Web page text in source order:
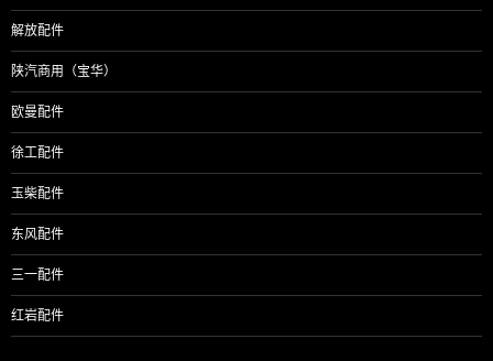
解放配件
陕汽商用（宝华）
欧曼配件
徐工配件
玉柴配件
东风配件
三一配件
红岩配件